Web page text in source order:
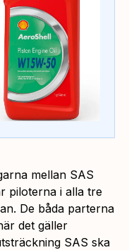
mellan SAS
piloterna i alla tre
De båda parterna
det gäller
SAS ska